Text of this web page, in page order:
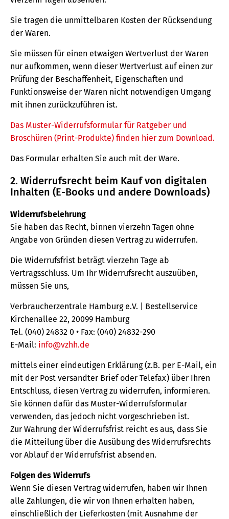
Sie tragen die unmittelbaren Kosten der Rücksendung
der Waren.
Sie müssen für einen etwaigen Wertverlust der Waren
nur aufkommen, wenn dieser Wertverlust auf einen zur
Prüfung der Beschaffenheit, Eigenschaften und
Funktionsweise der Waren nicht notwendigen Umgang
mit ihnen zurückzuführen ist.
Das Muster-Widerrufsformular für Ratgeber und
Broschüren (Print-Produkte) finden hier zum Download.
Das Formular erhalten Sie auch mit der Ware.
2. Widerrufsrecht beim Kauf von digitalen
Inhalten (E-Books und andere Downloads)
Widerrufsbelehrung
Sie haben das Recht, binnen vierzehn Tagen ohne
Angabe von Gründen diesen Vertrag zu widerrufen.
Die Widerrufsfrist beträgt vierzehn Tage ab
Vertragsschluss. Um Ihr Widerrufsrecht auszuüben,
müssen Sie uns,
Verbraucherzentrale Hamburg e.V. | Bestellservice
Kirchenallee 22, 20099 Hamburg
Tel. (040) 24832 0 • Fax: (040) 24832-290
E-Mail: info@vzhh.de
mittels einer eindeutigen Erklärung (z.B. per E-Mail, ein
mit der Post versandter Brief oder Telefax) über Ihren
Entschluss, diesen Vertrag zu widerrufen, informieren.
Sie können dafür das Muster-Widerrufsformular
verwenden, das jedoch nicht vorgeschrieben ist.
Zur Wahrung der Widerrufsfrist reicht es aus, dass Sie
die Mitteilung über die Ausübung des Widerrufsrechts
vor Ablauf der Widerrufsfrist absenden.
Folgen des Widerrufs
Wenn Sie diesen Vertrag widerrufen, haben wir Ihnen
alle Zahlungen, die wir von Ihnen erhalten haben,
einschließlich der Lieferkosten (mit Ausnahme der